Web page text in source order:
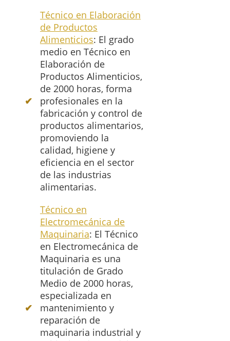
Técnico en Elaboración
de Productos
Alimenticios: El grado
medio en Técnico en
Elaboración de
Productos Alimenticios,
de 2000 horas, forma
profesionales en la
fabricación y control de
productos alimentarios,
promoviendo la
calidad, higiene y
eficiencia en el sector
de las industrias
alimentarias.
Técnico en
Electromecánica de
Maquinaria: El Técnico
en Electromecánica de
Maquinaria es una
titulación de Grado
Medio de 2000 horas,
especializada en
mantenimiento y
reparación de
maquinaria industrial y